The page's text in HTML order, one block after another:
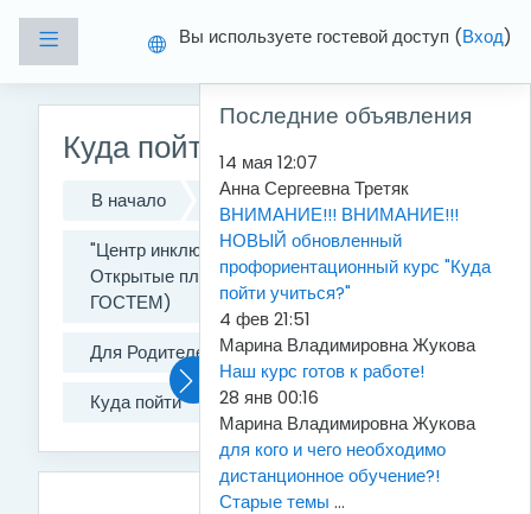
Боковая панельВы используете гостевой доступ (Вход)
Куда пойти учиться?
В начало
Курсы
"Центр инклюзивного образования"
Открытые площадки (можно зайти
ГОСТЕМ)
Для Родителей и учеников
Куда пойти
Последние объявления
14 мая 12:07
Анна Сергеевна Третяк
ВНИМАНИЕ!!! ВНИМАНИЕ!!!
НОВЫЙ обновленный
профориентационный курс "Куда
пойти учиться?"
4 фев 21:51
Марина Владимировна Жукова
Наш курс готов к работе!
28 янв 00:16
Марина Владимировна Жукова
для кого и чего необходимо
дистанционное обучение?!
Старые темы ...